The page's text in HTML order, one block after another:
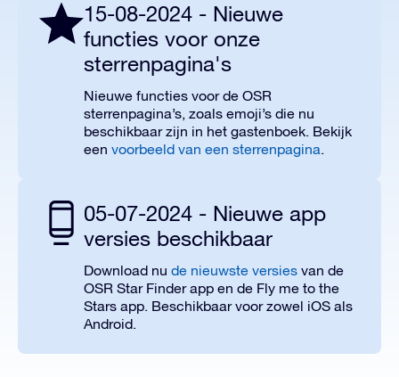
15-08-2024 - Nieuwe
functies voor onze
sterrenpagina's
Nieuwe functies voor de OSR
sterrenpagina’s, zoals emoji’s die nu
beschikbaar zijn in het gastenboek. Bekijk
een voorbeeld van een sterrenpagina.
05-07-2024 - Nieuwe app
versies beschikbaar
Download nu de nieuwste versies van de
OSR Star Finder app en de Fly me to the
Stars app. Beschikbaar voor zowel iOS als
Android.